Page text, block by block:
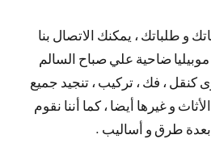
و طلباتك ، يمكنك الاتصال بنا
ضاحية علي صباح السالم
كنقل ، فك ، تركيب ، تنجيد جميع
و غيرها أيضا ، كما أننا نقوم
بعدة طرق و أساليب .